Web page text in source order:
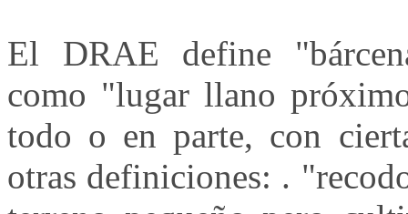
El DRAE define
como "lugar llano
todo o en parte, con
otras definiciones: .